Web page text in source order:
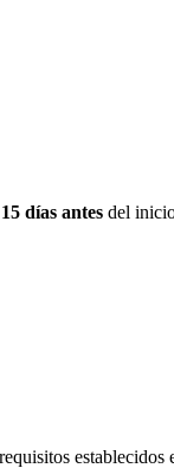
15 días antes del